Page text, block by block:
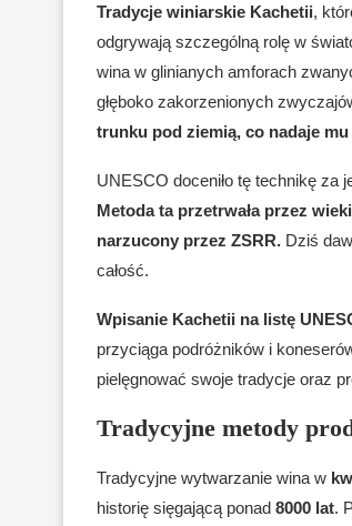
Tradycje winiarskie Kachetii,
odgrywają szczególną rolę w
wina w glinianych amforach
głęboko zakorzenionych
trunku pod ziemią, co nadaje
UNESCO doceniło tę technikę za
Metoda ta przetrwała przez
narzucony przez ZSRR. Dziś
całość.
Wpisanie Kachetii na listę
przyciąga podróżników i
pielęgnować swoje tradycje oraz
Tradycyjne metody
Tradycyjne wytwarzanie wina w
historię sięgającą ponad 8000 lat.